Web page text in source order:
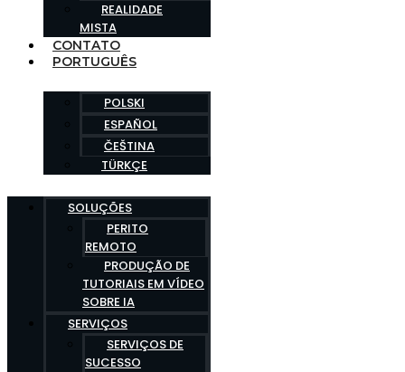
REALIDADE
MISTA
CONTATO
PORTUGUÊS
POLSKI
ESPAÑOL
ČEŠTINA
TÜRKÇE
SOLUÇÕES
PERITO
REMOTO
PRODUÇÃO DE
TUTORIAIS EM VÍDEO
SOBRE IA
SERVIÇOS
SERVIÇOS DE
SUCESSO